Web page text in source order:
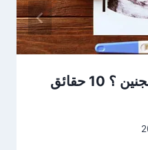
نوعيه الاكل تحدد نوع الجنين ؟ 10 حقائق